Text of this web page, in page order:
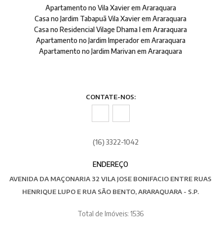
Apartamento no Vila Xavier em Araraquara
Casa no Jardim Tabapuã Vila Xavier em Araraquara
Casa no Residencial Vilage Dhama I em Araraquara
Apartamento no Jardim Imperador em Araraquara
Apartamento no Jardim Marivan em Araraquara
CONTATE-NOS:
(16) 3322-1042
ENDEREÇO
AVENIDA DA MAÇONARIA 32 VILA JOSE BONIFACIO ENTRE RUAS
HENRIQUE LUPO E RUA SÃO BENTO, ARARAQUARA - S.P.
Total de Imóveis: 1536